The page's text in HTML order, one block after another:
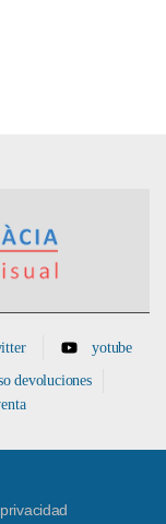
yotube
devoluciones